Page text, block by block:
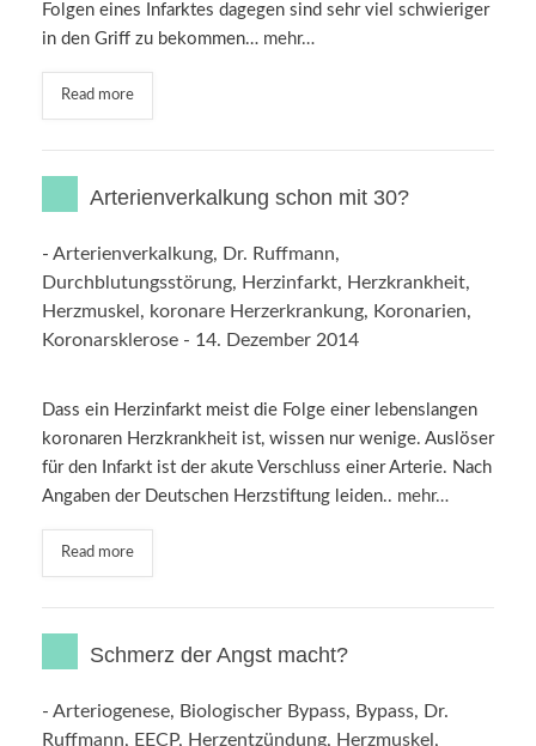
Folgen eines Infarktes dagegen sind sehr viel schwieriger
in den Griff zu bekommen… mehr…
Read more
Arterienverkalkung schon mit 30?
- Arterienverkalkung, Dr. Ruffmann,
Durchblutungsstörung, Herzinfarkt, Herzkrankheit,
Herzmuskel , koronare Herzerkrankung, Koronarien,
Koronarsklerose - 14. Dezember 2014
Dass ein Herzinfarkt meist die Folge einer lebenslangen
koronaren Herzkrankheit ist, wissen nur wenige. Auslöser
für den Infarkt ist der akute Verschluss einer Arterie. Nach
Angaben der Deutschen Herzstiftung leiden.. mehr…
Read more
Schmerz der Angst macht?
- Arteriogenese, Biologischer Bypass, Bypass, Dr.
Ruffmann, EECP, Herzentzündung, Herzmuskel ,